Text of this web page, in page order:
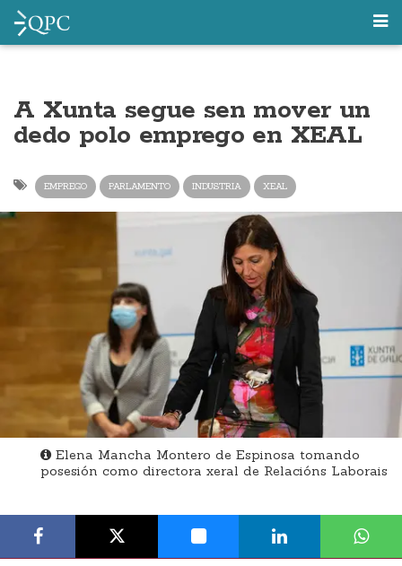
A Xunta segue sen mover un
dedo polo emprego en XEAL
EMPREGO PARLAMENTO INDUSTRIA XEAL
Elena Mancha Montero de Espinosa tomando
posesión como directora xeral de Relacións Laborais